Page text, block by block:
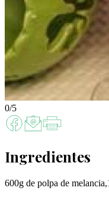
0/5
Ingredientes
600g de polpa de